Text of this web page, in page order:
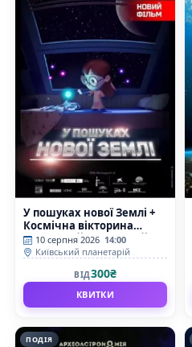
У пошуках нової Землі +
Космічна вікторина
(Київський планетарій)
10 серпня 2026 14:00
Київський планетарій
ВІД300₴
КВИТКИ
ПОДІЯ